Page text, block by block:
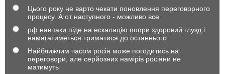
Цього року не варто чекати поновлення переговорного
процесу. А от наступного - можливо все
рф навпаки піде на ескалацію попри здоровий глузд і
намагатиметься триматися до останнього
Найближчим часом росія може погодитись на
переговори, але серйозних намірів росіяни не
матимуть